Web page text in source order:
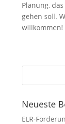
Planung,
gehen soll.
willkommen!
Neueste
ELR-